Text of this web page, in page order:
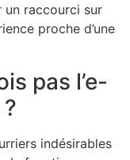
un raccourci sur
proche d’une
pas l’e-
indésirables